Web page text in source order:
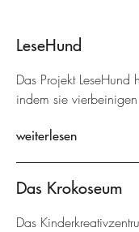
LeseHund
Das Projekt LeseHund
indem sie
weiterlesen
Das Krokoseum
Das